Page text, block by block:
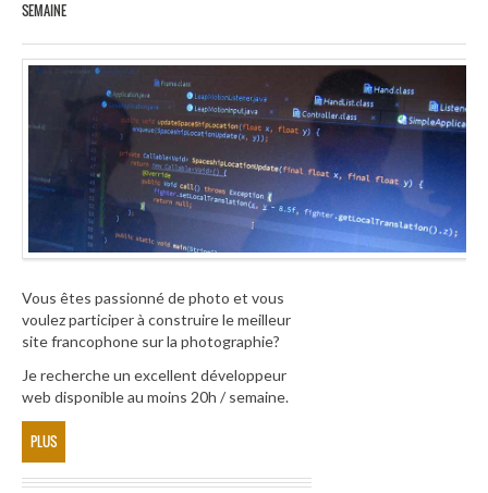
SEMAINE
Vous êtes passionné de photo et vous
voulez participer à construire le meilleur
site francophone sur la photographie?
Je recherche un excellent développeur
web disponible au moins 20h / semaine.
PLUS